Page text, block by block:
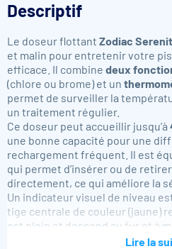
Descriptif
Le doseur flottant Zodiac Serenit
et malin pour entretenir votre
efficace. Il combine deux
(chlore ou brome) et un
permet de surveiller la
un traitement régulier.
Ce doseur peut accueillir jusqu’à
une bonne capacité pour une
rechargement fréquent. Il est
qui permet d’insérer ou de
directement, ce qui améliore la
Un indicateur visuel de niveau
tige centrale de couleur (jaune)
est plein et descend au fur et à
dissolvent, vous donnant une
Lire la